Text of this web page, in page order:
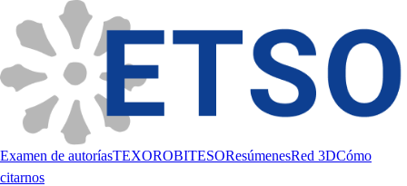
Examen de autoríasTEXOROBITESOResúmenesRed 3DCómo
citarnos